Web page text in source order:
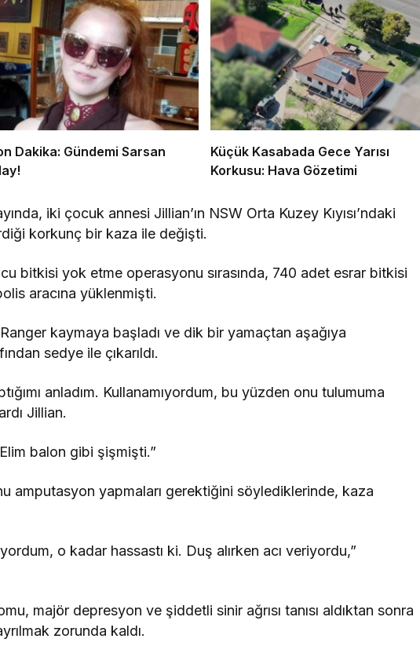
Dakika: Gündemi Sarsan
Küçük Kasabada Gece Yarısı
Korkusu: Hava Gözetimi
iki çocuk annesi Jillian’ın NSW Orta Kuzey Kıyısı’ndaki
korkunç bir kaza ile değişti.
bitkisi yok etme operasyonu sırasında, 740 adet esrar bitkisi
aracına yüklenmişti.
kaymaya başladı ve dik bir yamaçtan aşağıya
sedye ile çıkarıldı.
anladım. Kullanamıyordum, bu yüzden onu tulumuma
Jillian.
balon gibi şişmişti.”
amputasyon yapmaları gerektiğini söylediklerinde, kaza
o kadar hassastı ki. Duş alırken acı veriyordu,”
majör depresyon ve şiddetli sinir ağrısı tanısı aldıktan sonra
zorunda kaldı.